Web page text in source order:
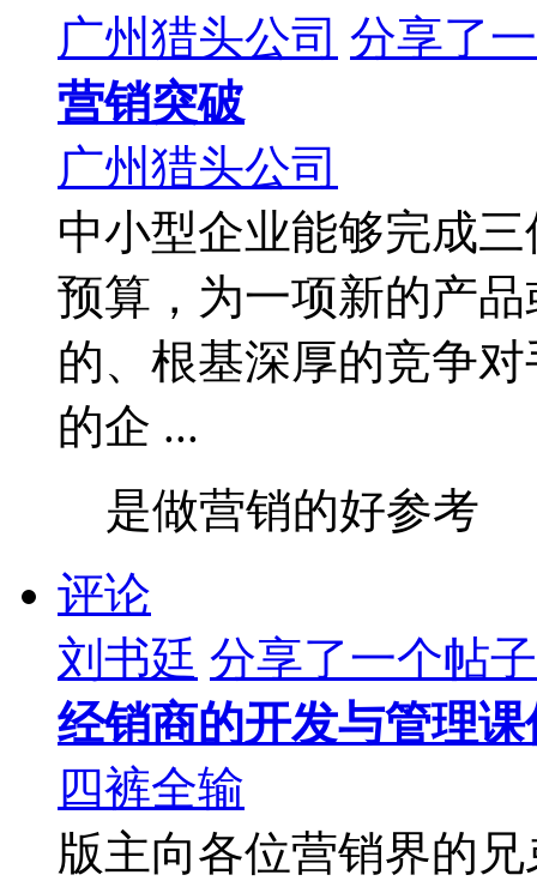
广州猎头公司 分享了
营销突破
广州猎头公司
中小型企业能够完成
预算，为一项新的产
的、根基深厚的竞争
的企 ...
是做营销的好参考
评论
刘书廷 分享了一个帖子
经销商的开发与管理
四裤全输
版主向各位营销界的